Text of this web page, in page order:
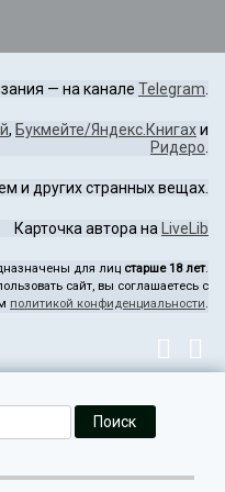
— на канале Telegram
, Букмейте/Яндекс.Книгахи
Ридеро
и других странных вещах.
Карточка автора на LiveLib
для лиц старше 18 лет.
сайт, вы соглашаетесь с
политикой конфиденциальности.